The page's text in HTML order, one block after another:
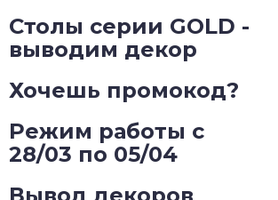
Столы серии GOLD -
выводим декор
Хочешь промокод?
Режим работы с
28/03 по 05/04